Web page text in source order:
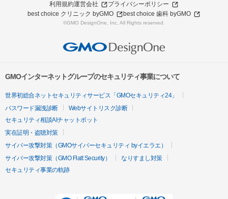
利用規約運営会社
プライバシーポリシー
best choice クリニック byGMO
best choice 歯科 byGMO
©GMO DesignOne, Inc. All Rights reserved.
GMOインターネットグループのセキュリティ事業について
世界初総合ネットセキュリティサービス「GMOセキュリティ24」
パスワード漏洩診断
Webサイトリスク診断
セキュリティ相談AIチャットボット
実在証明・盗聴対策
サイバー攻撃対策（GMOサイバーセキュリティ byイエラエ）
サイバー攻撃対策（GMO Flatt Security）
なりすまし対策
セキュリティ事業の軌跡